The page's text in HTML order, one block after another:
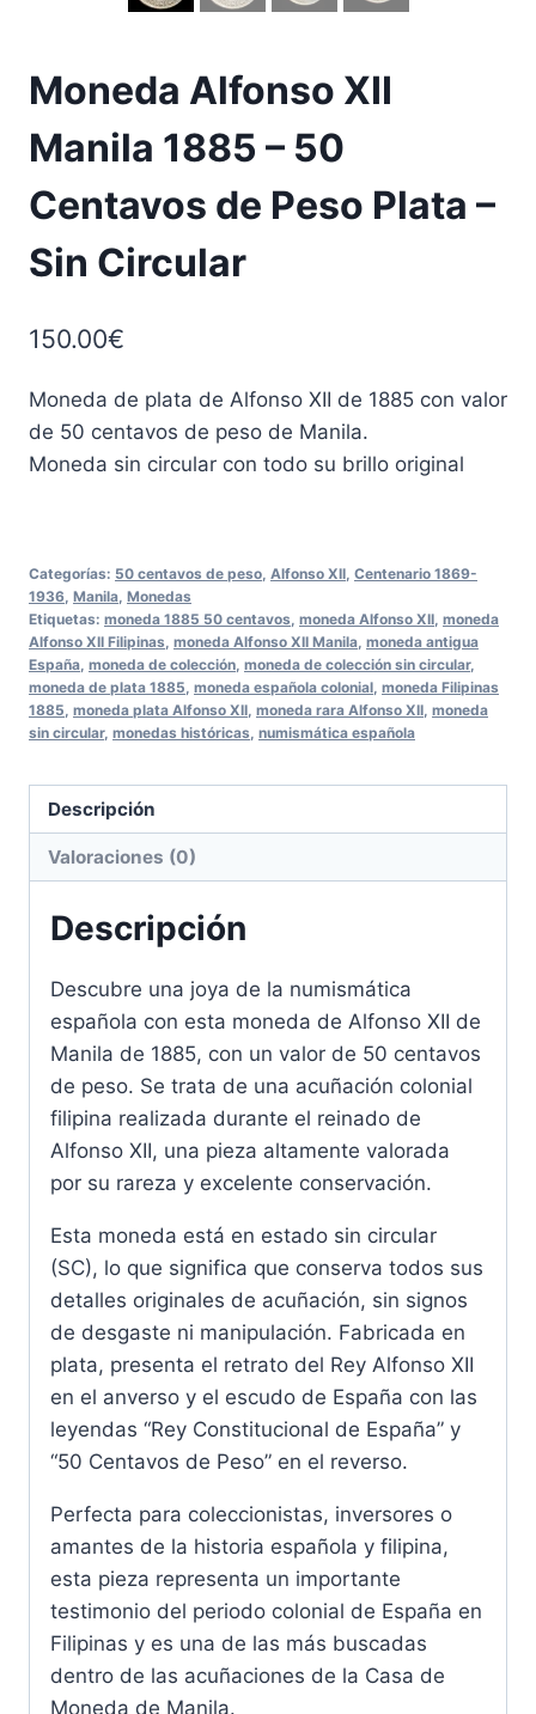
Moneda Alfonso XII
Manila 1885 – 50
Centavos de Peso Plata –
Sin Circular
150.00€
Moneda de plata de Alfonso XII de 1885 con valor
de 50 centavos de peso de Manila.
Moneda sin circular con todo su brillo original
Categorías: 50 centavos de peso Alfonso XII Centenario 1869-
1936 Manila Monedas
Etiquetas: moneda 1885 50 centavos moneda Alfonso XII moneda
Alfonso XII Filipinas moneda Alfonso XII Manila moneda antigua
España moneda de colección moneda de colección sin circular,
moneda de plata 1885 moneda española colonial moneda Filipinas
1885 moneda plata Alfonso XII moneda rara Alfonso XII moneda
sin circular, monedas históricas numismática española
Descripción
Valoraciones (0)
Descripción
Descubre una joya de la numismática
española con esta moneda de Alfonso XII de
Manila de 1885, con un valor de 50 centavos
de peso. Se trata de una acuñación colonial
filipina realizada durante el reinado de
Alfonso XII, una pieza altamente valorada
por su rareza y excelente conservación.
Esta moneda está en estado sin circular
(SC), lo que significa que conserva todos sus
detalles originales de acuñación, sin signos
de desgaste ni manipulación. Fabricada en
plata, presenta el retrato del Rey Alfonso XII
en el anverso y el escudo de España con las
leyendas “Rey Constitucional de España” y
“50 Centavos de Peso” en el reverso.
Perfecta para coleccionistas, inversores o
amantes de la historia española y filipina,
esta pieza representa un importante
testimonio del periodo colonial de España en
Filipinas y es una de las más buscadas
dentro de las acuñaciones de la Casa de
Moneda de Manila.